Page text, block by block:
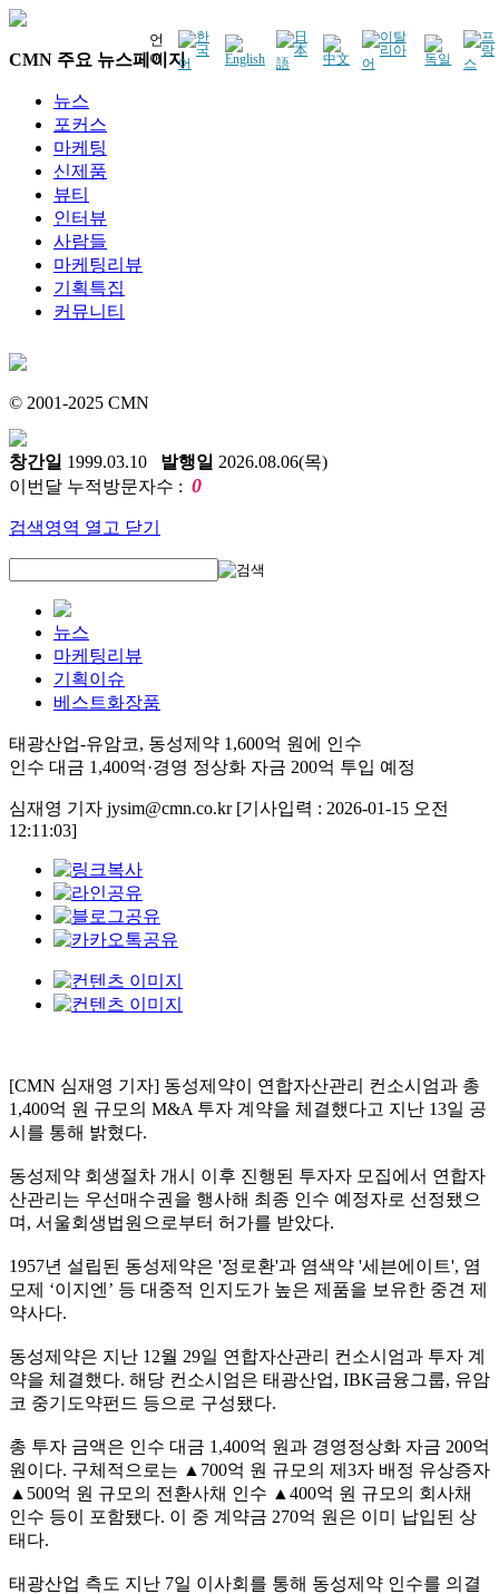
언
어
CMN 주요 뉴스페이지
뉴스
포커스
마케팅
신제품
뷰티
인터뷰
사람들
마케팅리뷰
기획특집
커뮤니티
© 2001-2025 CMN
창간일 1999.03.10 발행일 2026.08.06(목)
이번달 누적방문자수 : 0
검색영역 열고 닫기
뉴스
마케팅리뷰
기획이슈
베스트화장품
태광산업-유암코, 동성제약 1,600억 원에 인수
인수 대금 1,400억·경영 정상화 자금 200억 투입 예정
심재영 기자 jysim@cmn.co.kr [기사입력 : 2026-01-15 오전
12:11:03]
[CMN 심재영 기자] 동성제약이 연합자산관리 컨소시엄과 총
1,400억 원 규모의 M&A 투자 계약을 체결했다고 지난 13일 공
시를 통해 밝혔다.
동성제약 회생절차 개시 이후 진행된 투자자 모집에서 연합자
산관리는 우선매수권을 행사해 최종 인수 예정자로 선정됐으
며, 서울회생법원으로부터 허가를 받았다.
1957년 설립된 동성제약은 '정로환'과 염색약 '세븐에이트', 염
모제 ‘이지엔’ 등 대중적 인지도가 높은 제품을 보유한 중견 제
약사다.
동성제약은 지난 12월 29일 연합자산관리 컨소시엄과 투자 계
약을 체결했다. 해당 컨소시엄은 태광산업, IBK금융그룹, 유암
코 중기도약펀드 등으로 구성됐다.
총 투자 금액은 인수 대금 1,400억 원과 경영정상화 자금 200억
원이다. 구체적으로는 ▲700억 원 규모의 제3자 배정 유상증자
▲500억 원 규모의 전환사채 인수 ▲400억 원 규모의 회사채
인수 등이 포함됐다. 이 중 계약금 270억 원은 이미 납입된 상
태다.
태광산업 측도 지난 7일 이사회를 통해 동성제약 인수를 의결